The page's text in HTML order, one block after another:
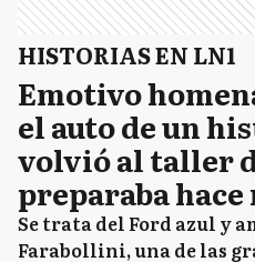
HISTORIAS EN LN1
Emotivo
el auto de un
volvió al taller
preparaba hace
Se trata del Ford azul y
Farabollini, una de las